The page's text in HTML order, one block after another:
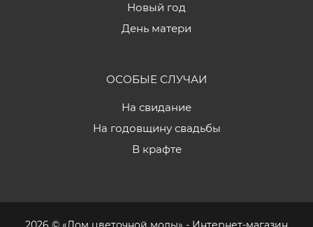
Новый год
День матери
ОСОБЫЕ СЛУЧАИ
На свидание
На годовщину свадьбы
В крафте